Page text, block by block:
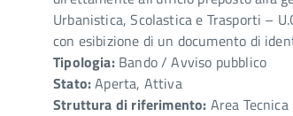
Urbanistica, Scolastica e Trasporti –
con esibizione di un documento di
Tipologia:Bando / Avviso pubblico
Stato:Aperta, Attiva
Struttura di riferimento: Area